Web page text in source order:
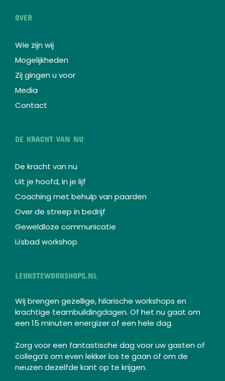
OVER
Wie zijn wij
Mogelijkheden
Zij gingen u voor
Media
Contact
DE KRACHT VAN NU
De kracht van nu
Uit je hoofd, in je lijf
Coaching met behulp van paarden
Over de streep in bedrijf
Geweldloze communicatie
IJsbad workshop
LEUKSTEWORKSHOPS.NL
Wij brengen gezellige, hilarische workshops en
krachtige teambuildingdagen. Of het nu gaat om
een 15 minuten energizer of een hele dag.
Zorg voor een fantastische dag voor uw gasten of
collega’s om even lekker los te gaan of om de
neuzen dezelfde kant op te krijgen.